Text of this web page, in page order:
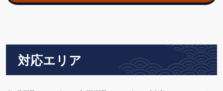
対応エリア